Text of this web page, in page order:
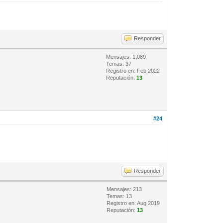
Responder
Mensajes: 1,089
Temas: 37
Registro en: Feb 2022
Reputación:13
#24
Responder
Mensajes: 213
Temas: 13
Registro en: Aug 2019
Reputación:13